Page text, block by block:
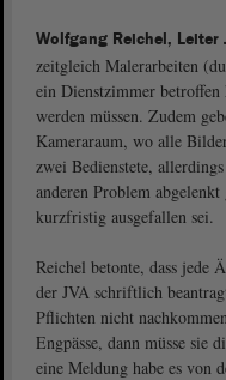
Wolfgang Reichel, Leiter
zeitgleich Malerarbeiten
ein Dienstzimmer betroffen
werden müssen. Zudem
Kameraraum, wo alle
zwei Bedienstete,
anderen Problem
kurzfristig ausgefallen sei.
Reichel betonte, dass jede
der JVA schriftlich
Pflichten nicht
Engpässe, dann müsse sie
eine Meldung habe es von